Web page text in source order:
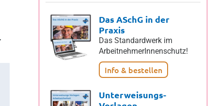
Das ASchG in der
Praxis
Das Standardwerk im
ArbeitnehmerInnenschutz!
Info & bestellen
Unterweisungs-